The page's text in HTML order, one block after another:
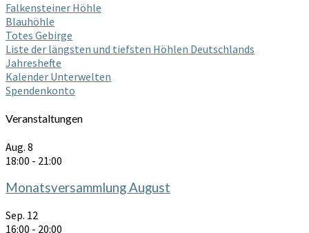
Falkensteiner Höhle
Blauhöhle
Totes Gebirge
Liste der längsten und tiefsten Höhlen Deutschlands
Jahreshefte
Kalender Unterwelten
Spendenkonto
Veranstaltungen
Aug. 8
18:00 - 21:00
Monatsversammlung August
Sep. 12
16:00 - 20:00